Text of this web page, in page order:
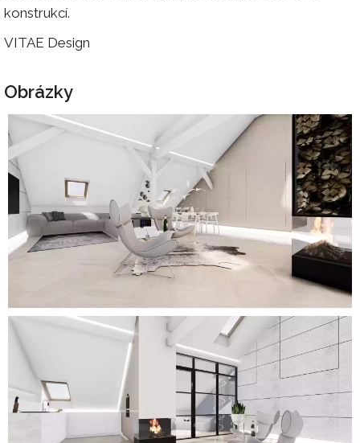
konstrukcí.
VITAE Design
Obrázky